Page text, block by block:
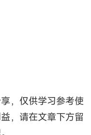
，仅供学习参考使
，请在文章下方留